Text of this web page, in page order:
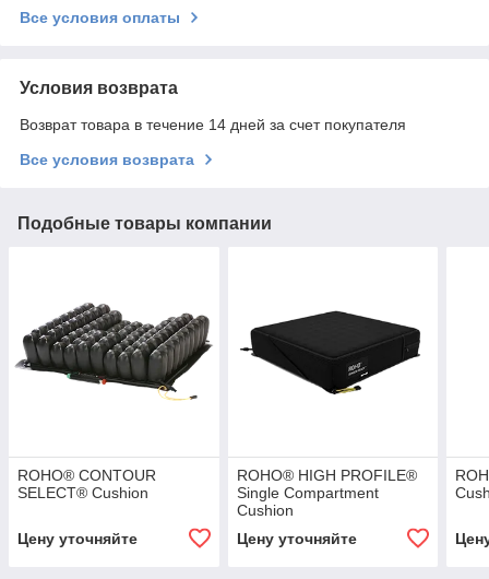
Все условия оплаты
Условия возврата
Возврат товара в течение 14 дней за счет покупателя
Все условия возврата
Подобные товары компании
ROHO® CONTOUR
SELECT® Cushion
Цену уточняйте
ROHO® HIGH PROFILE®
Single Compartment
Cushion
Цену уточняйте